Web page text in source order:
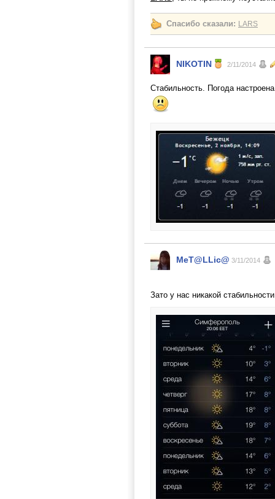
Спасибо сказали: LARS
NIKOTIN 2/11/2014
Стабильность. Погода
MeT@LLic@ 3/11/2014
Зато у нас никакой